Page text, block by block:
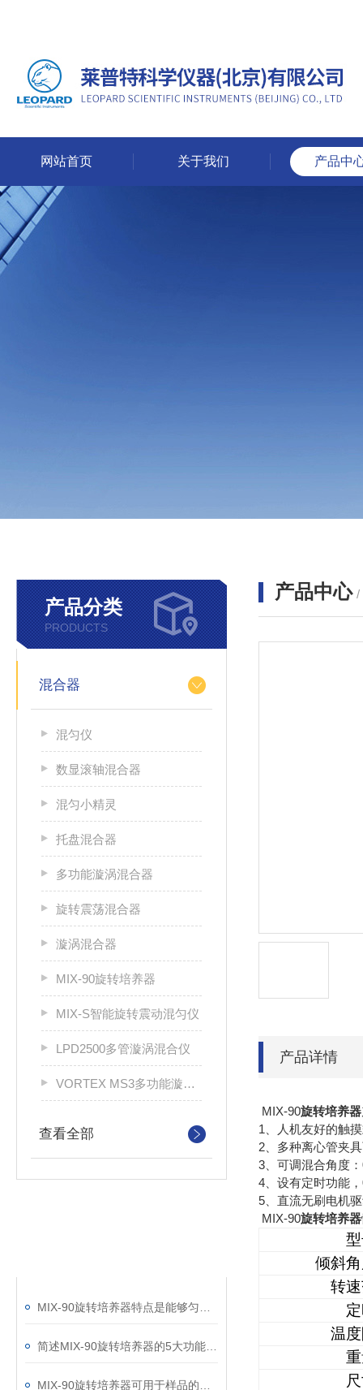
网站首页 关于我们 产品中
产品分类
PRODUCTS
混合器
混匀仪
数显滚轴混合器
混匀小精灵
托盘混合器
多功能漩涡混合器
旋转震荡混合器
漩涡混合器
MIX-90旋转培养器
MIX-S智能旋转震动混匀仪
LPD2500多管漩涡混合仪
VORTEX MS3多功能漩涡混合器
查看全部
产品中心 /
产品详情
MIX-90旋转培养器
1、人机友好的触
2、多种离心管夹
3、可调混合角度
4、设有定时功能
5、直流无刷电机
MIX-90旋转培养器
倾斜
转
温